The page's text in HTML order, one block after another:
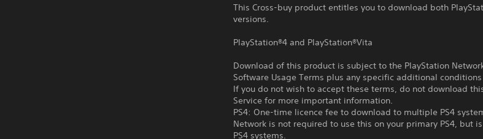
This Cross-buy product entitles you to download both
versions.
PlayStation®4 and PlayStation®Vita
Download of this product is subject to the PlayStation
Software Usage Terms plus any specific additional
If you do not wish to accept these terms, do not download
Service for more important information.
PS4: One-time licence fee to download to multiple PS4
Network is not required to use this on your primary PS4, but
PS4 systems.